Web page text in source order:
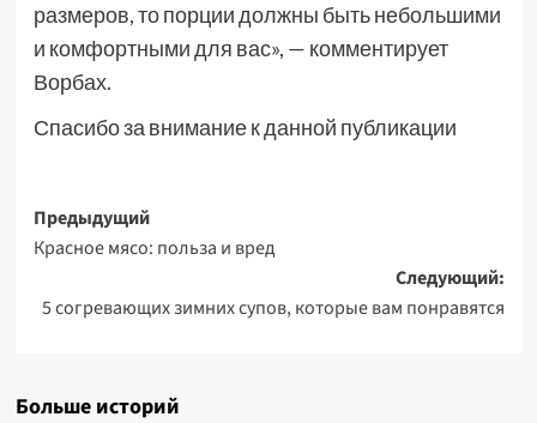
размеров, то порции должны быть небольшими
и комфортными для вас», — комментирует
Ворбах.
Спасибо за внимание к данной публикации
Навигация
записи
Предыдущий
Красное мясо: польза и вред
Следующий:
5 согревающих зимних супов, которые вам понравятся
Больше историй